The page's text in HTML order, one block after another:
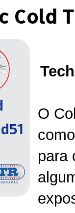
Cold
Tech
O
para